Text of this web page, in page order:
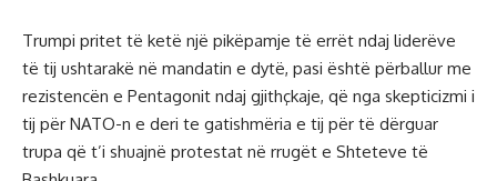
Trumpi pritet të ketë një pikëpamje të errët ndaj liderëve
të tij ushtarakë në mandatin e dytë, pasi është përballur me
rezistencën e Pentagonit ndaj gjithçkaje, që nga skepticizmi i
tij për NATO-n e deri te gatishmëria e tij për të dërguar
trupa që t’i shuajnë protestat në rrugët e Shteteve të